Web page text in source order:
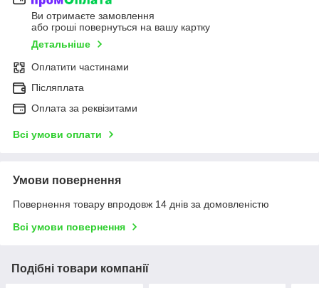
Ви отримаєте замовлення
або гроші повернуться на вашу картку
Детальніше
Оплатити частинами
Післяплата
Оплата за реквізитами
Всі умови оплати
Умови повернення
Повернення товару впродовж 14 днів за домовленістю
Всі умови повернення
Подібні товари компанії